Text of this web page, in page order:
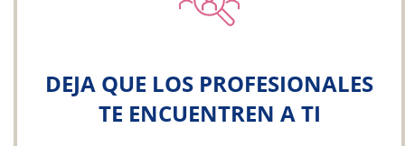
DEJA QUE LOS PROFESIONALES
TE ENCUENTREN A TI